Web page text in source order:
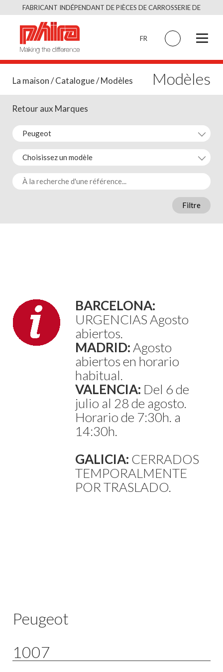
Skip
FABRICANT INDÉPENDANT DE PIÈCES DE CARROSSERIE DE
FR
La maison/Catalogue/ Modèles Modèles
Retour aux Marques
Filtre
BARCELONA:
URGENCIAS Agosto
abiertos.
MADRID:Agosto
abiertos en horario
habitual.
VALENCIA: Del 6 de
julio al 28 de agosto.
Horario de 7:30h. a
14:30h.
GALICIA: CERRADOS
TEMPORALMENTE
POR TRASLADO.
Peugeot
1007